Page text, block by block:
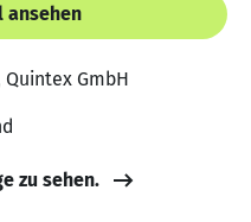
ansehen
GmbH
zu sehen.